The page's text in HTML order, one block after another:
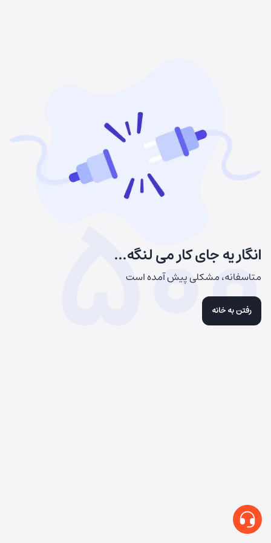
انگار یه جای کار می لنگه...
متاسفانه، مشکلی پیش آمده است
رفتن به خانه
500